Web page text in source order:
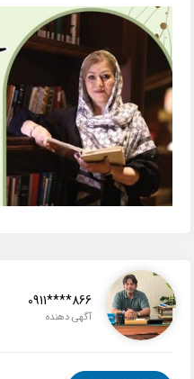
0911****866
آگهی دهنده